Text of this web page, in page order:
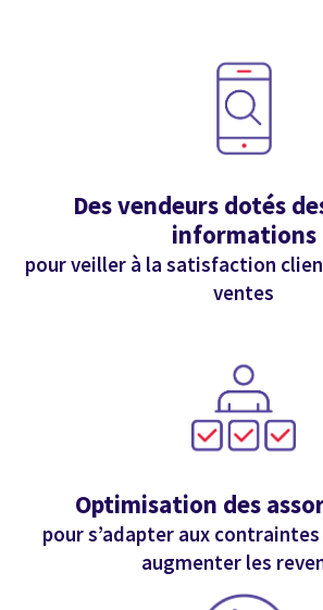
Des vendeurs dotés
informations
pour veiller à la satisfaction
ventes
Optimisation des
pour s’adapter aux
augmenter les